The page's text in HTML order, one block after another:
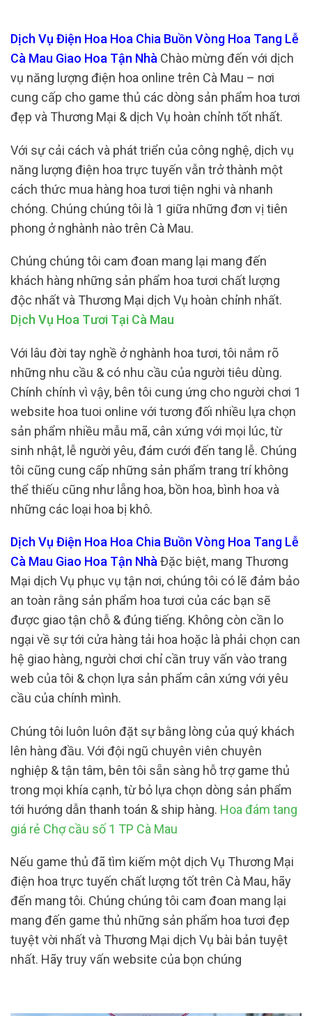
Dịch Vụ Điện Hoa Hoa Chia Buồn Vòng Hoa Tang Lễ
Cà Mau Giao Hoa Tận Nhà Chào mừng đến với dịch
vụ năng lượng điện hoa online trên Cà Mau – nơi
cung cấp cho game thủ các dòng sản phẩm hoa tươi
đẹp và Thương Mại & dịch Vụ hoàn chỉnh tốt nhất.
Với sự cải cách và phát triển của công nghệ, dịch vụ
năng lượng điện hoa trực tuyến vẫn trở thành một
cách thức mua hàng hoa tươi tiện nghi và nhanh
chóng. Chúng chúng tôi là 1 giữa những đơn vị tiên
phong ở nghành nào trên Cà Mau.
Chúng chúng tôi cam đoan mang lại mang đến
khách hàng những sản phẩm hoa tươi chất lượng
độc nhất và Thương Mại dịch Vụ hoàn chỉnh nhất.
Dịch Vụ Hoa Tươi Tại Cà Mau
Với lâu đời tay nghề ở nghành hoa tươi, tôi nắm rõ
những nhu cầu & có nhu cầu của người tiêu dùng.
Chính chính vì vậy, bên tôi cung ứng cho người chơi 1
website hoa tuoi online với tương đối nhiều lựa chọn
sản phẩm nhiều mẫu mã, cân xứng với mọi lúc, từ
sinh nhật, lễ người yêu, đám cưới đến tang lễ. Chúng
tôi cũng cung cấp những sản phẩm trang trí không
thể thiếu cũng như lẵng hoa, bồn hoa, bình hoa và
những các loại hoa bị khô.
Dịch Vụ Điện Hoa Hoa Chia Buồn Vòng Hoa Tang Lễ
Cà Mau Giao Hoa Tận Nhà Đặc biệt, mang Thương
Mại dịch Vụ phục vụ tận nơi, chúng tôi có lẽ đảm bảo
an toàn rằng sản phẩm hoa tươi của các bạn sẽ
được giao tận chỗ & đúng tiếng. Không còn cần lo
ngại về sự tới cửa hàng tải hoa hoặc là phải chọn can
hệ giao hàng, người chơi chỉ cần truy vấn vào trang
web của tôi & chọn lựa sản phẩm cân xứng với yêu
cầu của chính mình.
Chúng tôi luôn luôn đặt sự bằng lòng của quý khách
lên hàng đầu. Với đội ngũ chuyên viên chuyên
nghiệp & tận tâm, bên tôi sẵn sàng hỗ trợ game thủ
trong mọi khía cạnh, từ bỏ lựa chọn dòng sản phẩm
tới hướng dẫn thanh toán & ship hàng. Hoa đám tang
giá rẻ Chợ cầu số 1 TP Cà Mau
Nếu game thủ đã tìm kiếm một dịch Vụ Thương Mại
điện hoa trực tuyến chất lượng tốt trên Cà Mau, hãy
đến mang tôi. Chúng chúng tôi cam đoan mang lại
mang đến game thủ những sản phẩm hoa tươi đẹp
tuyệt vời nhất và Thương Mại dịch Vụ bài bản tuyệt
nhất. Hãy truy vấn website của bọn chúng